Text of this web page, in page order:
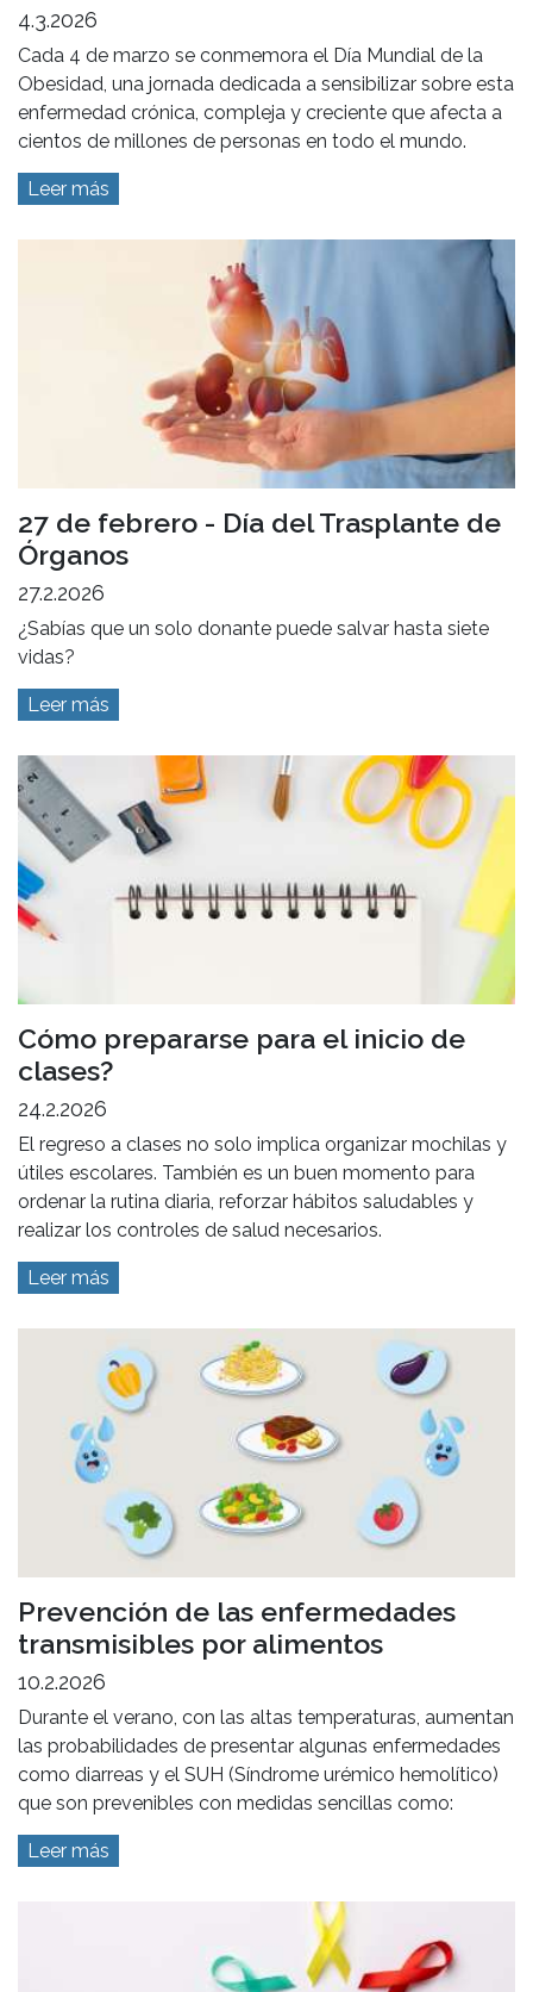
4.3.2026
Cada 4 de marzo se conmemora el Día Mundial de la
Obesidad, una jornada dedicada a sensibilizar sobre esta
enfermedad crónica, compleja y creciente que afecta a
cientos de millones de personas en todo el mundo.
Leer más
27 de febrero - Día del Trasplante de
Órganos
27.2.2026
¿Sabías que un solo donante puede salvar hasta siete
vidas?
Leer más
Cómo prepararse para el inicio de
clases?
24.2.2026
El regreso a clases no solo implica organizar mochilas y
útiles escolares. También es un buen momento para
ordenar la rutina diaria, reforzar hábitos saludables y
realizar los controles de salud necesarios.
Leer más
Prevención de las enfermedades
transmisibles por alimentos
10.2.2026
Durante el verano, con las altas temperaturas, aumentan
las probabilidades de presentar algunas enfermedades
como diarreas y el SUH (Síndrome urémico hemolítico)
que son prevenibles con medidas sencillas como:
Leer más